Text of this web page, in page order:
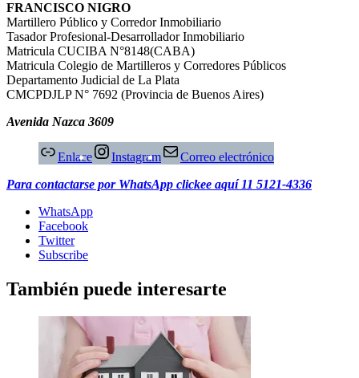
FRANCISCO NIGRO
Martillero Público y Corredor Inmobiliario
Tasador Profesional-Desarrollador Inmobiliario
Matricula CUCIBA N°8148(CABA)
Matricula Colegio de Martilleros y Corredores Públicos
Departamento Judicial de La Plata
CMCPDJLP N° 7692 (Provincia de Buenos Aires)
Avenida Nazca 3609
Enlace Instagram
Correo electrónico
Para contactarse por WhatsApp clickee aquí 11 5121-4336
WhatsApp
Facebook
Twitter
Subscribe
También puede interesarte